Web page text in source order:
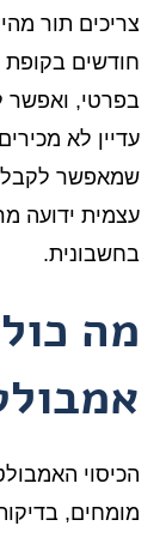
צריכים תור
חודשים
בפרטי, ואפשר
עדיין לא
שמאפשר לקבל
עצמית ידועה
בחשבונית.
מה
הכיסוי
מומחים,